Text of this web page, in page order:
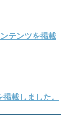
テンツを掲載
載しました。